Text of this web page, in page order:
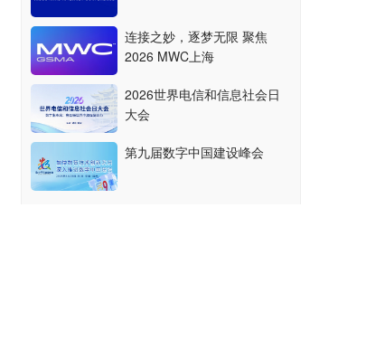
连接之妙，逐梦无限 聚焦
2026 MWC上海
2026世界电信和信息社会日
大会
第九届数字中国建设峰会